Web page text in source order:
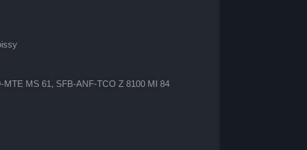
MTE MS 61, SFB-ANF-TCO Z 8100 MI 84